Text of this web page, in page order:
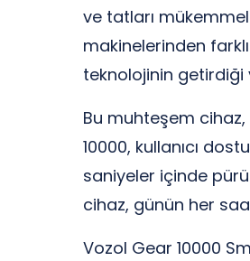
ve tatları
makinelerinden
teknolojinin
Bu muhteşem
10000, kullanıcı
saniyeler içinde
cihaz, günün her
Vozol Gear 10000